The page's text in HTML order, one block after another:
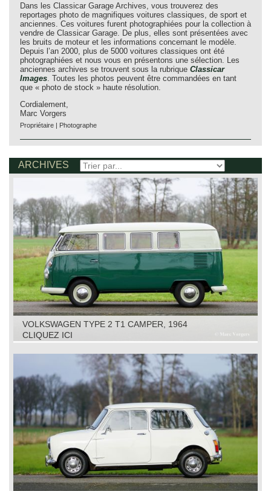
Dans les Classicar Garage Archives, vous trouverez des
reportages photo de magnifiques voitures classiques, de sport et
anciennes. Ces voitures furent photographiées pour la collection à
vendre de Classicar Garage. De plus, elles sont présentées avec
les bruits de moteur et les informations concernant le modèle.
Depuis l’an 2000, plus de 5000 voitures classiques ont été
photographiées et nous vous en présentons une sélection. Les
anciennes archives se trouvent sous la rubrique Classicar
Images . Toutes les photos peuvent être commandées en tant
que « photo de stock » haute résolution.
Cordialement,
Marc Vorgers
Propriétaire | Photographe
ARCHIVES
VOLKSWAGEN TYPE 2 T1 CAMPER, 1964
CLIQUEZ ICI